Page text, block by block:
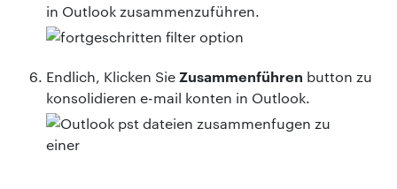
in Outlook zusammenzuführen.
Endlich, Klicken Sie Zusammenführen button zu
konsolidieren e-mail konten in Outlook.